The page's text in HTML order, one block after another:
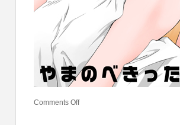
Comments Off